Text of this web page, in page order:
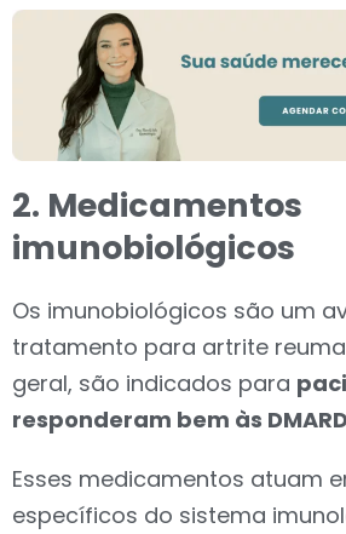
2. Medicamentos
imunobiológicos
Os imunobiológicos são um
tratamento para artrite
geral, são indicados para
responderam bem às
Esses medicamentos atuam
específicos do sistema